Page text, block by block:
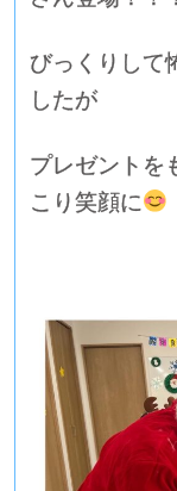
びっくりして
したが
プレゼントを
こり笑顔に